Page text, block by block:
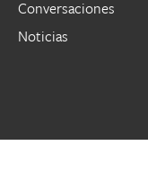
Conversaciones
Noticias